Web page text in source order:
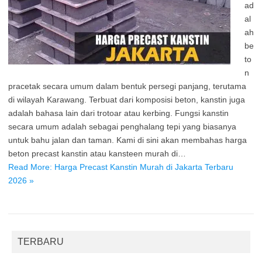
ad
al
ah
be
to
n
pracetak secara umum dalam bentuk persegi panjang, terutama
di wilayah Karawang. Terbuat dari komposisi beton, kanstin juga
adalah bahasa lain dari trotoar atau kerbing. Fungsi kanstin
secara umum adalah sebagai penghalang tepi yang biasanya
untuk bahu jalan dan taman. Kami di sini akan membahas harga
beton precast kanstin atau kansteen murah di…
Read More: Harga Precast Kanstin Murah di Jakarta Terbaru
2026 »
TERBARU